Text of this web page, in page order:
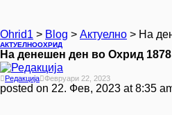
Ohrid1 > Blog > Актуелно > На
АКТУЕЛНООХРИД
На денешен ден во Охрид
Редакција Февруари 22, 2023
posted on 22. Фев, 2023 at 8:35